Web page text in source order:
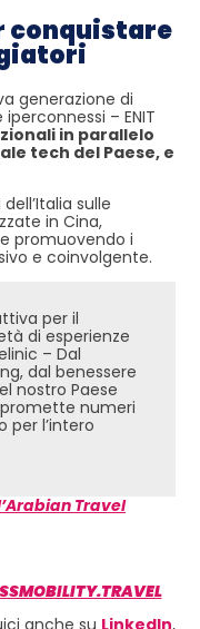
conquistare
generazione di
– ENIT
in parallelo
tech del Paese, e
sulle
in Cina,
promuovendo i
e coinvolgente.
di esperienze
– Dal
dal benessere
nostro Paese
numeri
l’intero
Travel
anche su LinkedIn,